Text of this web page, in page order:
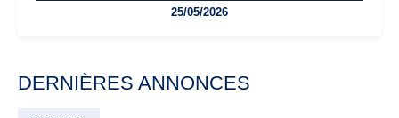
facturation ou risque de bascule vers la TVA : les règles
25/05/2026
DERNIÈRES ANNONCES